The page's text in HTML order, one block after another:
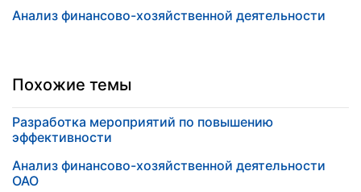
Анализ финансово-хозяйственной деятельности
Похожие темы
Разработка мероприятий по повышению
эффективности
Анализ финансово-хозяйственной деятельности
ОАО